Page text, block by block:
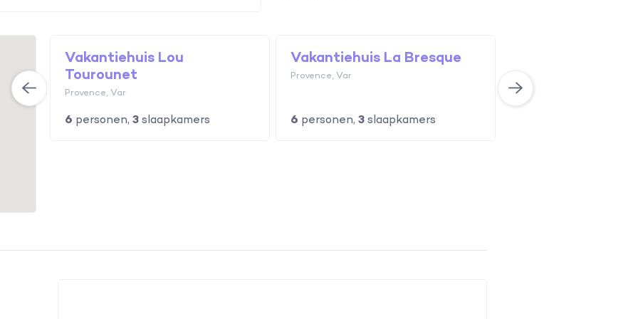
Vakantiehuis Lou
Tourounet
Provence, Var
6 personen, 3slaapkamers
Vakantiehuis La Bresque
Provence, Var
6 personen, 3slaapkamers